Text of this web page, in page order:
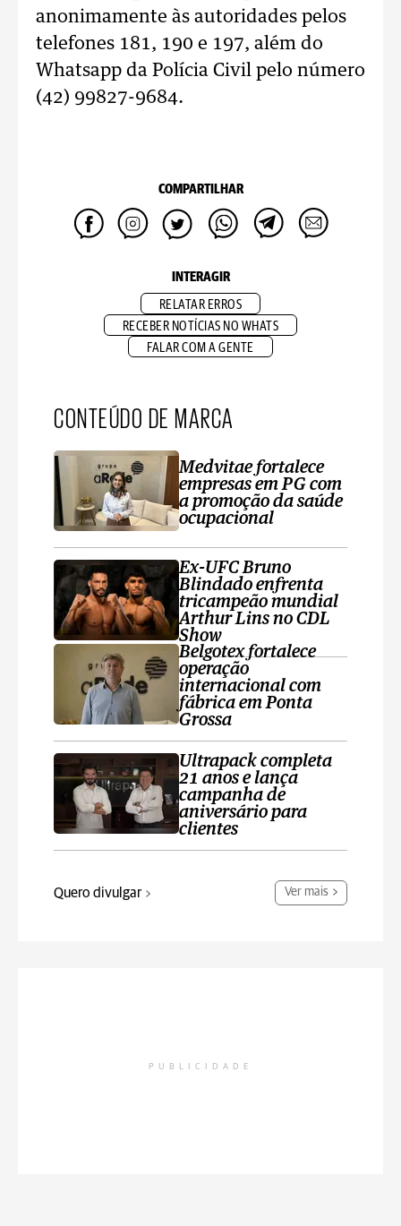
anonimamente às autoridades pelos
telefones 181, 190 e 197, além do
Whatsapp da Polícia Civil pelo número
(42) 99827-9684.
COMPARTILHAR
INTERAGIR
RELATAR ERROS
RECEBER NOTÍCIAS NO WHATS
FALAR COM A GENTE
CONTEÚDO DE MARCA
Medvitae fortalece
empresas em PG com
a promoção da saúde
ocupacional
Ex-UFC Bruno
Blindado enfrenta
tricampeão mundial
Arthur Lins no CDL
Show
Belgotex fortalece
operação
internacional com
fábrica em Ponta
Grossa
Ultrapack completa
21 anos e lança
campanha de
aniversário para
clientes
Quero divulgar Ver mais
PUBLICIDADE